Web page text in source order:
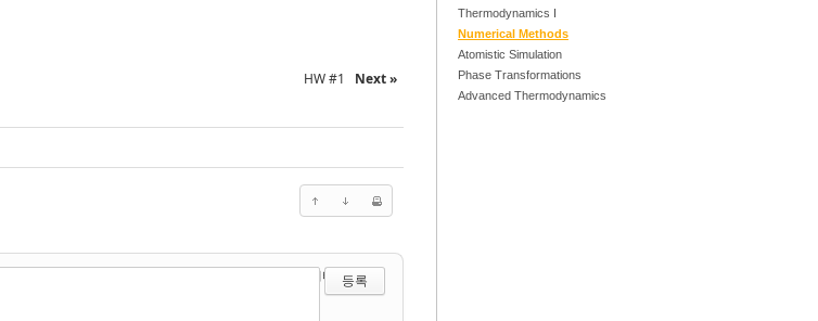
HW #1 Next »
에디터 선택하기
Thermodynamics I
Numerical Methods
Atomistic Simulation
Phase Transformations
Advanced Thermodynamics